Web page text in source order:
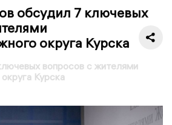
обсудил 7 ключевых
округа Курска
вопросов с жителями
Курска